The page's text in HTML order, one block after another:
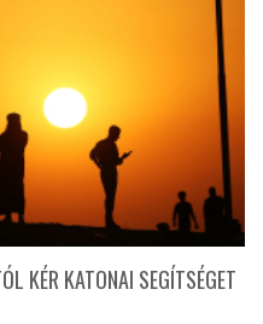
KÉR KATONAI SEGÍTSÉGET